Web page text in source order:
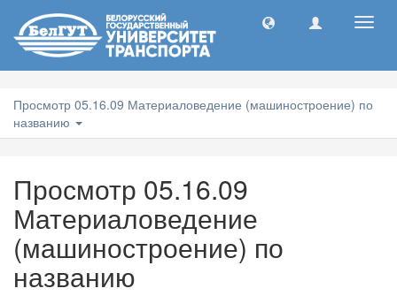
Просмотр 05.16.09 Материаловедение (машиностроение) по
названию
Просмотр 05.16.09
Материаловедение
(машиностроение) по
названию